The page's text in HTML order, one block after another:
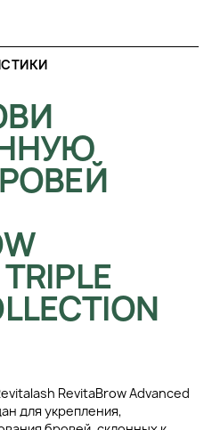
RevitaBrow Advanced
для укрепления,